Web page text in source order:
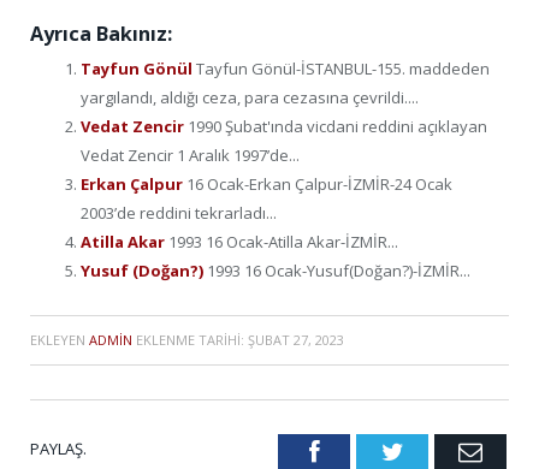
Ayrıca Bakınız:
Tayfun Gönül Tayfun Gönül-İSTANBUL-155. maddeden
yargılandı, aldığı ceza, para cezasına çevrildi....
Vedat Zencir 1990 Şubat'ında vicdani reddini açıklayan
Vedat Zencir 1 Aralık 1997’de...
Erkan Çalpur 16 Ocak-Erkan Çalpur-İZMİR-24 Ocak
2003’de reddini tekrarladı...
Atilla Akar 1993 16 Ocak-Atilla Akar-İZMİR...
Yusuf (Doğan?) 1993 16 Ocak-Yusuf(Doğan?)-İZMİR...
EKLEYEN ADMIN EKLENME TARIHI: ŞUBAT 27, 2023
PAYLAŞ. FacebookTwitter Email